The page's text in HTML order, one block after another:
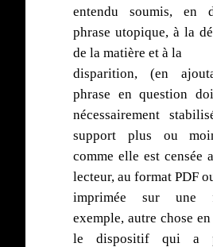
entendu soumis, en
phrase utopique, à la
de la matière et à la
disparition, (en
phrase en question
nécessairement
support plus ou
comme elle est censée
lecteur, au format PDF
imprimée sur une
exemple, autre chose
le dispositif qui a